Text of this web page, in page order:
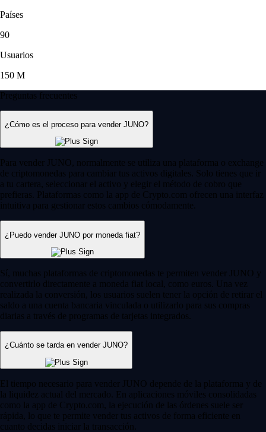
Países
90
Usuarios
150 M
Preguntas frecuentes
¿Cómo es el proceso para vender JUNO?
Para vender JUNO, normalmente se utiliza una plataforma o exchange
de criptomonedas para cambiar tus activos digitales. Solo tienes que ir
a tu cartera, seleccionar el activo y elegir el método de cobro que
prefieras. Plataformas como la app de Crypto.com ofrecen una interfaz
intuitiva para gestionar estos cambios cómodamente.
¿Puedo vender JUNO por moneda fiat?
Sí, muchas plataformas de criptomonedas te permiten vender JUNO y
convertirlo directamente a moneda fiat local, como euros. Una vez
realizada la conversión, los usuarios suelen tener la opción de retirar el
saldo a una cuenta bancaria vinculada o utilizarlo para sus compras
diarias a través de programas de tarjetas integrados.
¿Cuánto se tarda en vender JUNO?
El tiempo necesario para vender JUNO depende de la plataforma y de
la liquidez actual del mercado. En aplicaciones móviles consolidadas
como la app de Crypto.com, la ejecución de las órdenes suele ser
rápida, lo que te permite vender tus activos de forma eficiente en
cuanto decidas iniciar la transacción.